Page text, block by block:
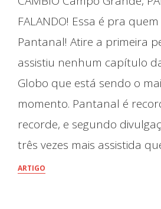
FALANDO! Essa é pra
Pantanal! Atire a primeira
assistiu nenhum capítulo
Globo que está sendo o
momento. Pantanal é
recorde, e segundo
três vezes mais assistida
ARTIGO